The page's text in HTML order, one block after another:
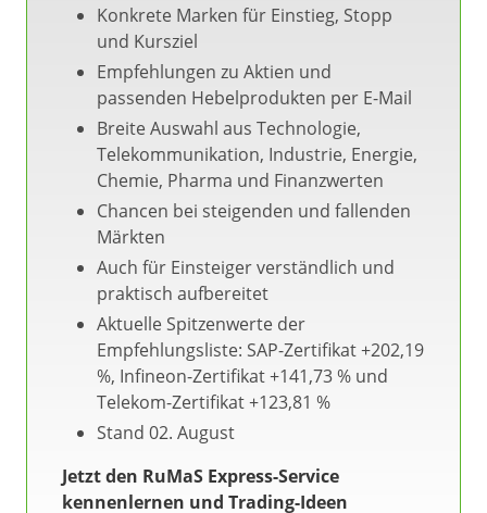
Konkrete Marken für Einstieg, Stopp
und Kursziel
Empfehlungen zu Aktien und
passenden Hebelprodukten per E-Mail
Breite Auswahl aus Technologie,
Telekommunikation, Industrie, Energie,
Chemie, Pharma und Finanzwerten
Chancen bei steigenden und fallenden
Märkten
Auch für Einsteiger verständlich und
praktisch aufbereitet
Aktuelle Spitzenwerte der
Empfehlungsliste: SAP-Zertifikat +202,19
%, Infineon-Zertifikat +141,73 % und
Telekom-Zertifikat +123,81 %
Stand 02. August
Jetzt den RuMaS Express-Service
kennenlernen und Trading-Ideen